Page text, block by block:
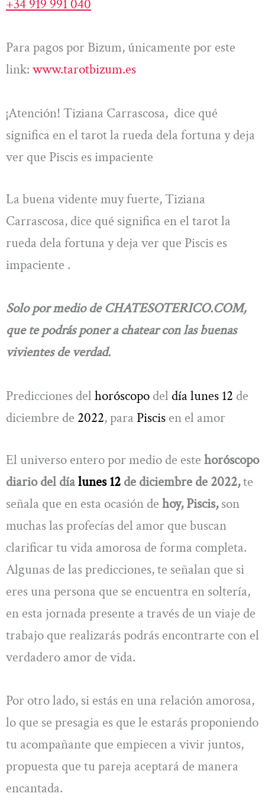
+34 919 991 040
Para pagos por Bizum, únicamente por este
link: www.tarotbizum.es
¡Atención! Tiziana Carrascosa, dice qué
significa en el tarot la rueda dela fortuna y deja
ver que Piscis es impaciente
La buena vidente muy fuerte, Tiziana
Carrascosa, dice qué significa en el tarot la
rueda dela fortuna y deja ver que Piscis es
impaciente .
Solo por medio de CHATESOTERICO.COM,
que te podrás poner a chatear con las buenas
vivientes de verdad.
Predicciones del horóscopo del día lunes 12 de
diciembre de 2022, para Piscis en el amor
El universo entero por medio de este horóscopo
diario del díalunes 12 de diciembre de 2022,te
señala que en esta ocasión de hoy, Piscis,son
muchas las profecías del amor que buscan
clarificar tu vida amorosa de forma completa.
Algunas de las predicciones, te señalan que si
eres una persona que se encuentra en soltería,
en esta jornada presente a través de un viaje de
trabajo que realizarás podrás encontrarte con el
verdadero amor de vida.
Por otro lado, si estás en una relación amorosa,
lo que se presagia es que le estarás proponiendo
tu acompañante que empiecen a vivir juntos,
propuesta que tu pareja aceptará de manera
encantada.